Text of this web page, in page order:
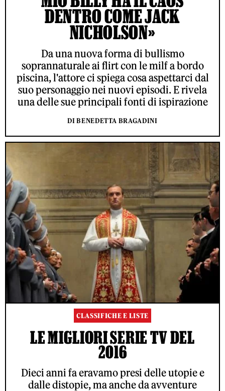
DENTRO COME JACK
NICHOLSON»
Da una nuova forma di bullismo
soprannaturale ai flirt con le milf a bordo
piscina, l'attore ci spiega cosa aspettarci dal
suo personaggio nei nuovi episodi. E rivela
una delle sue principali fonti di ispirazione
DI BENEDETTA BRAGADINI
CLASSIFICHE E LISTE
LE MIGLIORI SERIE TV DEL
2016
Dieci anni fa eravamo presi delle utopie e
dalle distopie, ma anche da avventure